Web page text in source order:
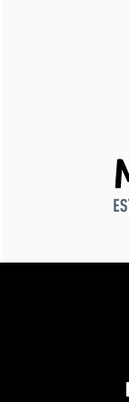
Informazio